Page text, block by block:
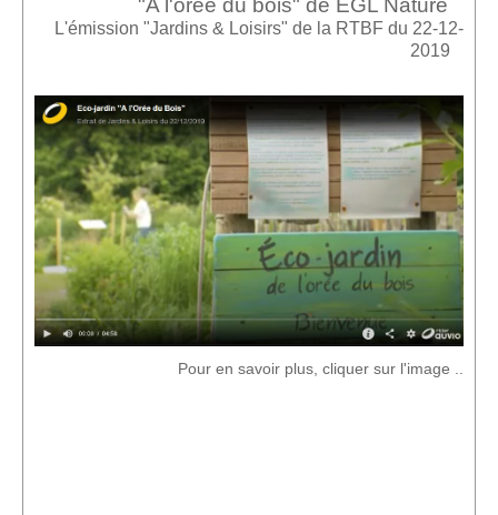
L'émission "Jardins & Loisirs" de la RTBF du 22-12-
2019
Pour en savoir plus, cliquer sur l'image ..